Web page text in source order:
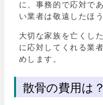
に、事務的で応対で
い業者は敬遠したほ
大切な家族を亡くし
に応対してくれる業
めします。
散骨の費用は？